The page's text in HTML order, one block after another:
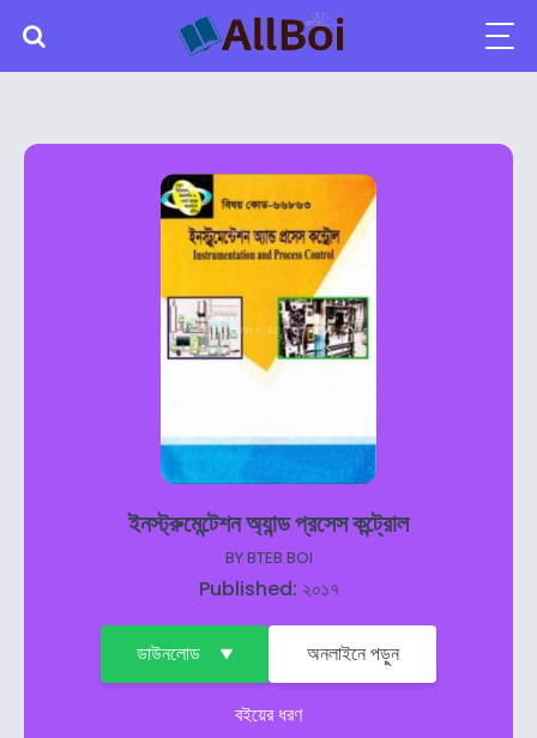
ইনস্ট্রুমেন্টেশন অ্যান্ড প্রসেস কন্ট্রোল
BYBTEB BOI
Published: ২০১৭
ডাউনলোড অনলাইনে পড়ুন
বইয়ের ধরণ